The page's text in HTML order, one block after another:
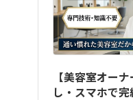
【美容室オー
し・スマホで